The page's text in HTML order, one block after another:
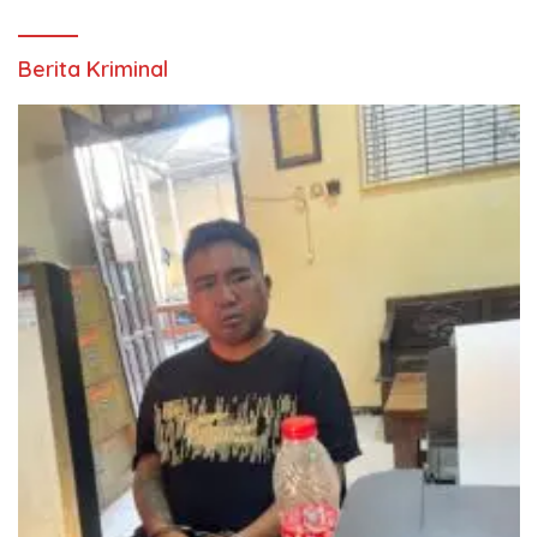
Berita Kriminal